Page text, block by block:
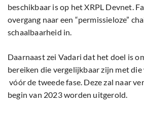
beschikbaar is op het XRPL Devnet.
overgang naar een “permissieloze”
schaalbaarheid in.
Daarnaast zei Vadari dat het doel is
bereiken die vergelijkbaar zijn met die
vóór de tweede fase. Deze zal naar
begin van 2023 worden uitgerold.